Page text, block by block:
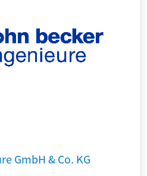
GmbH & Co. KG